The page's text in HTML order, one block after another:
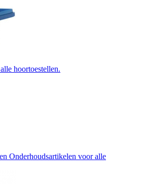
hoortoestellen.
Onderhoudsartikelen voor alle